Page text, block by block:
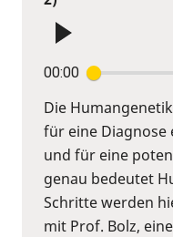
00:00
Die
für eine
und für eine
genau bedeutet
Schritte werden
mit Prof. Bolz,